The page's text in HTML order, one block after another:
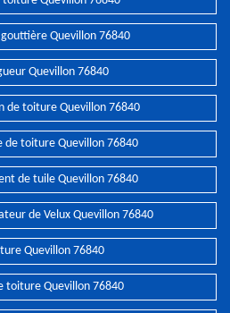
gouttière Quevillon 76840
Quevillon 76840
de toiture Quevillon 76840
de toiture Quevillon 76840
de tuile Quevillon 76840
de Velux Quevillon 76840
Quevillon 76840
toiture Quevillon 76840